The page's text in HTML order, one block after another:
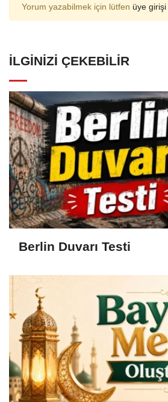
Yorum yazabilmek için lütfen üye girişi
İLGINIZI ÇEKEBILIR
Berlin Duvarı Testi